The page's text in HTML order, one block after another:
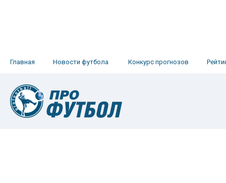
Главная Новости футбола Конкурс прогнозов